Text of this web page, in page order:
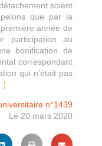
soient
que par la
année de
participation au
bonification de
correspondant
qui n’était pas
¦
n°1439
Le 20 mars 2020